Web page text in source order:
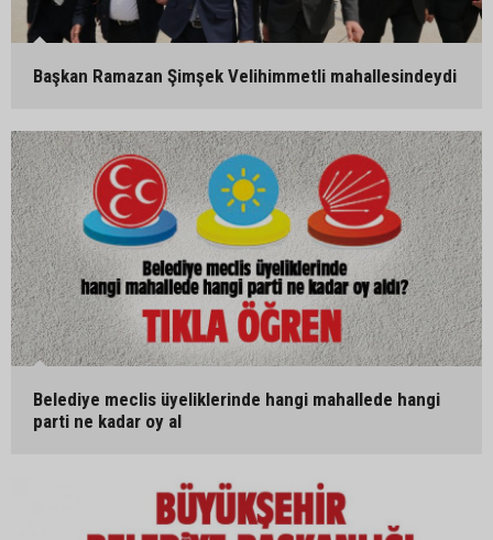
Başkan Ramazan Şimşek Velihimmetli mahallesindeydi
Belediye meclis üyeliklerinde hangi mahallede hangi
parti ne kadar oy al